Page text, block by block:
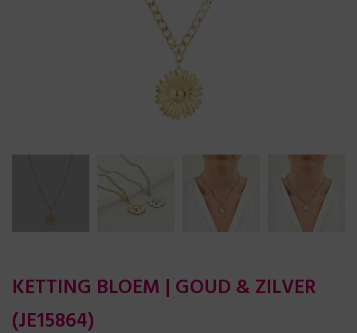
KETTING BLOEM | GOUD & ZILVER
(JE15864)